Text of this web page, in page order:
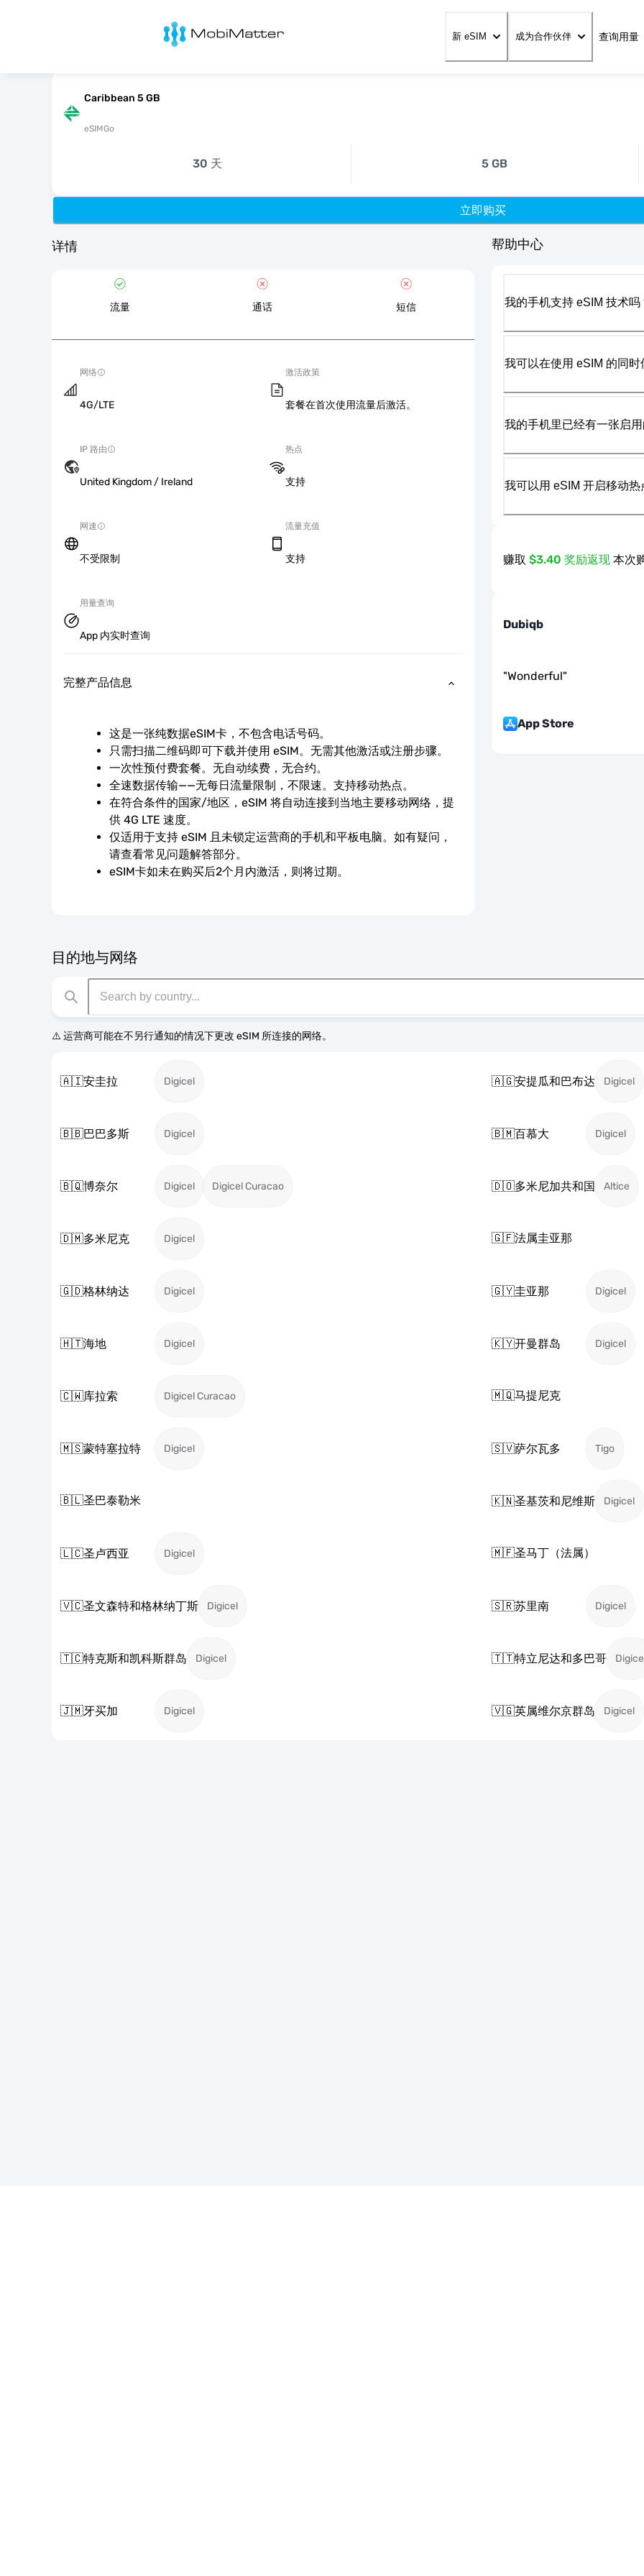
MobiMatter
新 eSIM 成为合作伙伴 查询用量
Caribbean 5 GB
eSIMGo
30 天 5 GB
立即购买
详情
流量 通话 短信
网络
4G/LTE
激活政策
套餐在首次使用流量后激活。
IP 路由
United Kingdom / Ireland
热点
支持
网速
不受限制
流量充值
支持
用量查询
App 内实时查询
完整产品信息
这是一张纯数据eSIM卡，不包含电话号码。
只需扫描二维码即可下载并使用 eSIM。无需其他激活或注册步骤。
一次性预付费套餐。无自动续费，无合约。
全速数据传输——无每日流量限制，不限速。支持移动热点。
在符合条件的国家/地区，eSIM 将自动连接到当地主要移动网络，提
供 4G LTE 速度。
仅适用于支持 eSIM 且未锁定运营商的手机和平板电脑。如有疑问，
请查看常见问题解答部分。
eSIM卡如未在购买后2个月内激活，则将过期。
目的地与网络
⚠️ 运营商可能在不另行通知的情况下更改 eSIM 所连接的网络。
🇦🇮安圭拉 Digicel 🇦🇬安提瓜和巴布达 Digicel
🇧🇧巴巴多斯 Digicel 🇧🇲百慕大 Digicel
🇧🇶博奈尔 Digicel Digicel Curacao 🇩🇴多米尼加共和国 Altice
🇩🇲多米尼克 Digicel 🇬🇫法属圭亚那
🇬🇩格林纳达 Digicel 🇬🇾圭亚那 Digicel
🇭🇹海地 Digicel 🇰🇾开曼群岛 Digicel
🇨🇼库拉索 Digicel Curacao 🇲🇶马提尼克
🇲🇸蒙特塞拉特 Digicel 🇸🇻萨尔瓦多 Tigo
🇧🇱圣巴泰勒米 🇰🇳圣基茨和尼维斯 Digicel
🇱🇨圣卢西亚 Digicel 🇲🇫圣马丁（法属）
🇻🇨圣文森特和格林纳丁斯 Digicel 🇸🇷苏里南 Digicel
🇹🇨特克斯和凯科斯群岛 Digicel 🇹🇹特立尼达和多巴哥
🇯🇲牙买加 Digicel 🇻🇬英属维尔京群岛 Digicel
帮助中心
我的手机支持 eSIM 技术吗
我可以在使用 eSIM 的同
我的手机里已经有一张启
我可以用 eSIM 开启移动
赚取 $3.40 奖励返现 本次
Dubiqb
"Wonderful"
App Store